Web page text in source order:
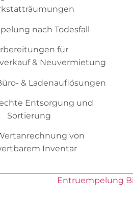
nach Todesfall
für
& Neuvermietung
& Ladenauflösungen
Entsorgung und
Sortierung
von
Inventar